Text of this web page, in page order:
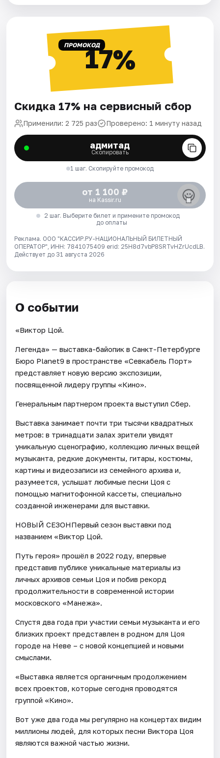
ПРОМОКОД17%
Скидка 17% на сервисный сбор
Применили: 2 725 раз Проверено: 1 минуту назад
адмитад
Скопировать
1 шаг. Скопируйте промокод
от 1 100 ₽
на Kassir.ru
2 шаг. Выберите билет и примените промокод
до оплаты
Реклама. ООО "КАССИР.РУ-НАЦИОНАЛЬНЫЙ БИЛЕТНЫЙ
ОПЕРАТОР", ИНН: 7841075409 erid: 25H8d7vbP8SRTvHZrUcdLB.
Действует до 31 августа 2026
О событии
«Виктор Цой.
Легенда» — выставка-байопик в Санкт-Петербурге
Бюро Planet9 в пространстве «Севкабель Порт»
представляет новую версию экспозиции,
посвященной лидеру группы «Кино».
Генеральным партнером проекта выступил Сбер.
Выставка занимает почти три тысячи квадратных
метров: в тринадцати залах зрители увидят
уникальную сценографию, коллекцию личных вещей
музыканта, редкие документы, гитары, костюмы,
картины и видеозаписи из семейного архива и,
разумеется, услышат любимые песни Цоя с
помощью магнитофонной кассеты, специально
созданной инженерами для выставки.
НОВЫЙ СЕЗОНПервый сезон выставки под
названием «Виктор Цой.
Путь героя» прошёл в 2022 году, впервые
представив публике уникальные материалы из
личных архивов семьи Цоя и побив рекорд
продолжительности в современной истории
московского «Манежа».
Спустя два года при участии семьи музыканта и его
близких проект представлен в родном для Цоя
городе на Неве – с новой концепцией и новыми
смыслами.
«Выставка является органичным продолжением
всех проектов, которые сегодня проводятся
группой «Кино».
Вот уже два года мы регулярно на концертах видим
миллионы людей, для которых песни Виктора Цоя
являются важной частью жизни.